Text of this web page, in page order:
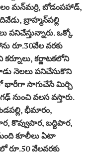
మన్‌మర్రి, బోడంపహాడ్‌,
బ్రాహ్మన్‌పల్లి
ఒక్కో
రూ.30వేల వరకు
కర్ణాటకలోని
నెలలు పనిచేసుకొని
భారీగా సాగుచేసే మిర్చి
నుంచి వలస వస్తారు.
భీమారం,
కొవ్వుపార, బద్దిపార,
కూలీలు ఏటా
రూ.50 వేలవరకు